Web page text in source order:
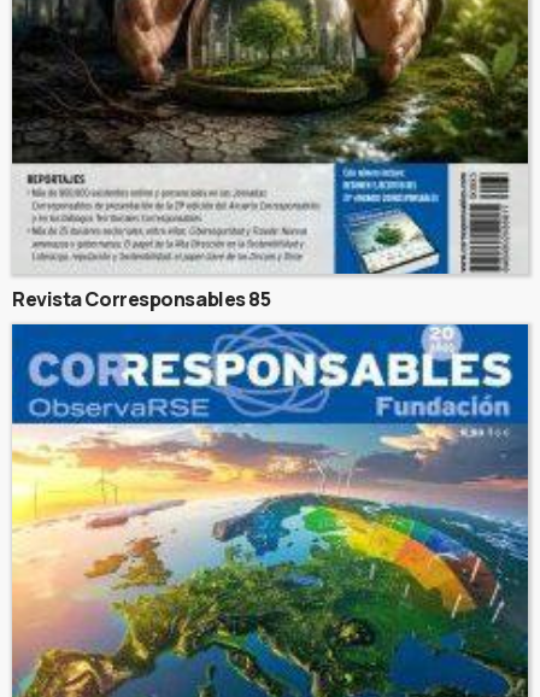
Revista Corresponsables 85